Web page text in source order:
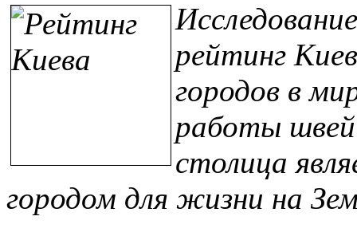
рейтинг
городов в
работы
столица
городом для жизни на